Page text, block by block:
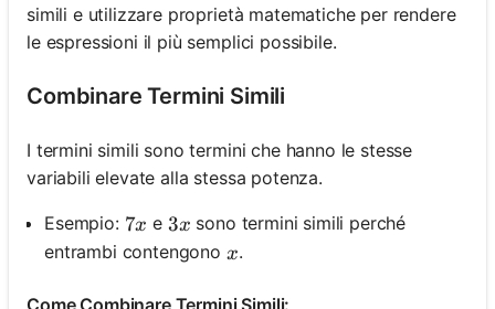
simili e utilizzare proprietà matematiche per rendere
le espressioni il più semplici possibile.
Combinare Termini Simili
I termini simili sono termini che hanno le stesse
variabili elevate alla stessa potenza.
Esempio: 7x
7x e 3x
3x sono termini simili perché
entrambi contengono x
x.
Come Combinare Termini Simili: